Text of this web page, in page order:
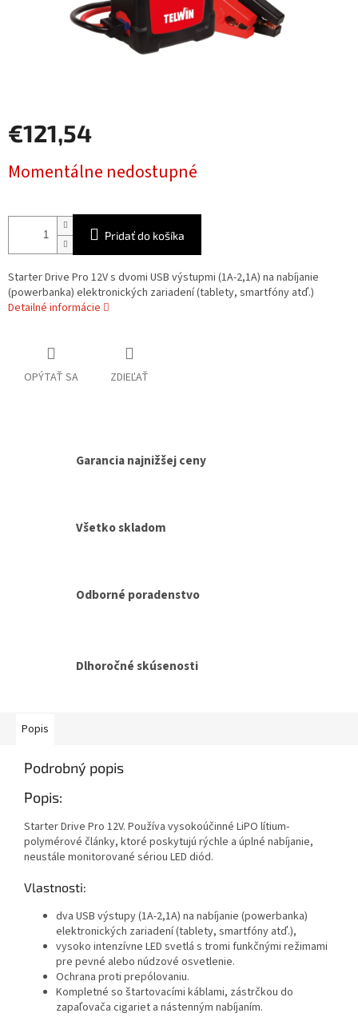
€121,54
cena:
Momentálne nedostupné
Pridať do košíka
Starter Drive Pro 12V s dvomi USB výstupmi (1A-2,1A) na nabíjanie
(powerbanka) elektronických zariadení (tablety, smartfóny atď.)
Detailné informácie
OPÝTAŤ SA ZDIEĽAŤ
Garancia najnižšej ceny
Všetko skladom
Odborné poradenstvo
Dlhoročné skúsenosti
Popis
Podrobný popis
Popis:
Starter Drive Pro 12V. Používa vysokoúčinné LiPO lítium-
polymérové články, ktoré poskytujú rýchle a úplné nabíjanie,
neustále monitorované sériou LED diód.
Vlastnosti:
dva USB výstupy (1A-2,1A) na nabíjanie (powerbanka)
elektronických zariadení (tablety, smartfóny atď.),
vysoko intenzívne LED svetlá s tromi funkčnými režimami
pre pevné alebo núdzové osvetlenie.
Ochrana proti prepólovaniu.
Kompletné so štartovacími káblami, zástrčkou do
zapaľovača cigariet a nástenným nabíjaním.